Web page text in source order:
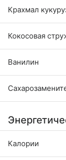
Крахмал
Кокосовая
Ванилин
Калории